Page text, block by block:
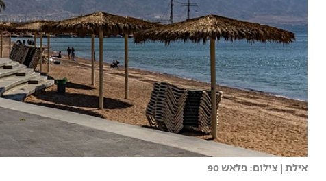
אילת | צילום: פלאש 90